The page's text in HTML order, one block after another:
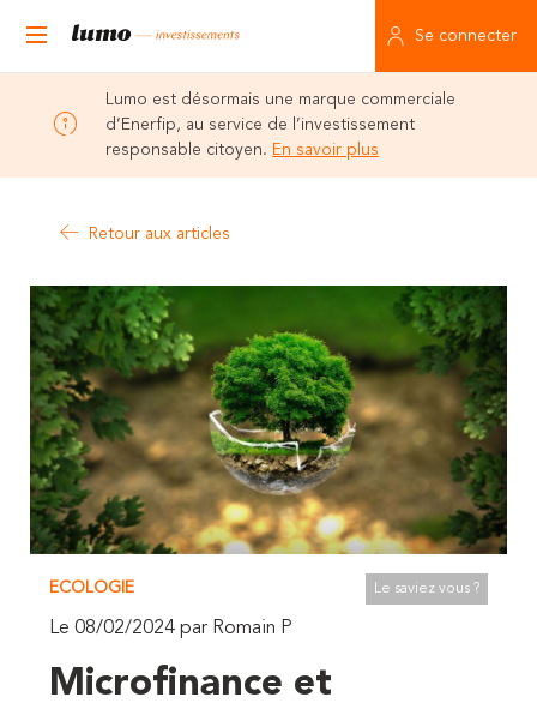
Se connecter
Lumo est désormais une marque commerciale
d’Enerfip, au service de l’investissement
responsable citoyen. En savoir plus
Retour aux articles
ECOLOGIE Le saviez vous ?
Le 08/02/2024 par Romain P
Microfinance et